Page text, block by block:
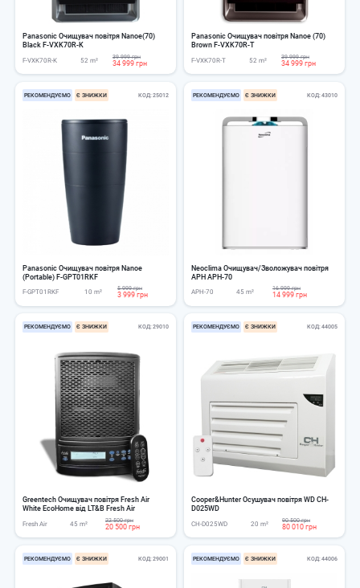
Panasonic Очищувач повітря Nanoe(70)
Black F-VXK70R-K
F-VXK70R-K 52 m² 39 999 грн
34 999 грн
Panasonic Очищувач повітря Nanoe (70)
Brown F-VXK70R-T
F-VXK70R-T 52 m² 39 999 грн
34 999 грн
РЕКОМЕНДУЄМО Є ЗНИЖКИ КОД 25012
Panasonic Очищувач повітря Nanoe
(Portable) F-GPT01RKF
F-GPT01RKF 10 m² 5 999 грн
3 999 грн
РЕКОМЕНДУЄМО Є ЗНИЖКИ КОД 43010
Neoclima Очищувач/Зволожувач повітря
APH APH-70
APH-70 45 m² 16 999 грн
14 999 грн
РЕКОМЕНДУЄМО Є ЗНИЖКИ КОД 29010
Greentech Очищувач повітря Fresh Air
White EcoHome від LT&B Fresh Air
Fresh Air 45 m² 22 500 грн
20 500 грн
РЕКОМЕНДУЄМО Є ЗНИЖКИ КОД 44005
Cooper&Hunter Осушувач повітря WD CH-
D025WD
CH-D025WD 20 m² 90 500 грн
80 010 грн
РЕКОМЕНДУЄМО Є ЗНИЖКИ КОД 29001 РЕКОМЕНДУЄМО Є ЗНИЖКИ КОД 44006